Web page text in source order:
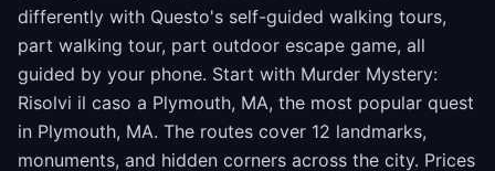
differently with Questo's self-guided walking tours,
part walking tour, part outdoor escape game, all
guided by your phone. Start with Murder Mystery:
Risolvi il caso a Plymouth, MA, the most popular quest
in Plymouth, MA. The routes cover 12 landmarks,
monuments, and hidden corners across the city. Prices